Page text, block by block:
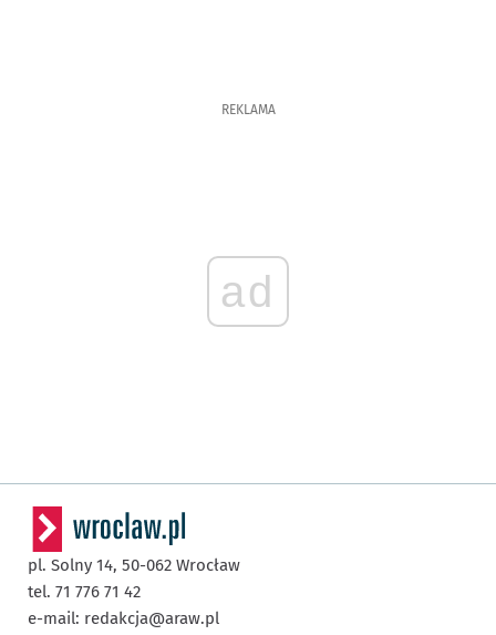
REKLAMA
ad
pl. Solny 14, 50-062 Wrocław
tel. 71 776 71 42
e-mail: redakcja@araw.pl